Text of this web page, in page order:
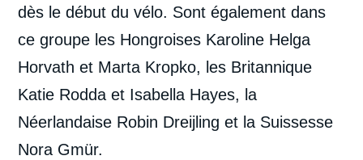
dès le début du vélo. Sont également dans
ce groupe les Hongroises Karoline Helga
Horvath et Marta Kropko, les Britannique
Katie Rodda et Isabella Hayes, la
Néerlandaise Robin Dreijling et la Suissesse
Nora Gmür.